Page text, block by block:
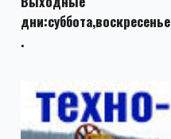
дни:суббота,воскресенье
.